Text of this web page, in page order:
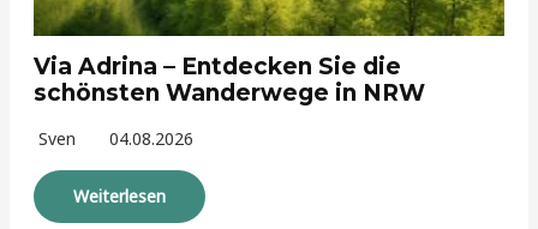
Via Adrina – Entdecken Sie die
schönsten Wanderwege in NRW
Sven 04.08.2026
Weiterlesen